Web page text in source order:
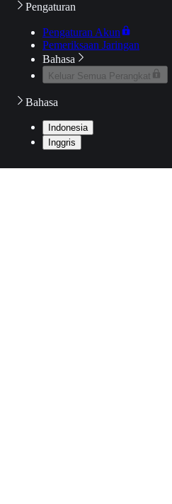
Pengaturan
Pengaturan Akun
Pemeriksaan Jaringan
Bahasa
Keluar Semua Perangkat
Bahasa
Indonesia
Inggris